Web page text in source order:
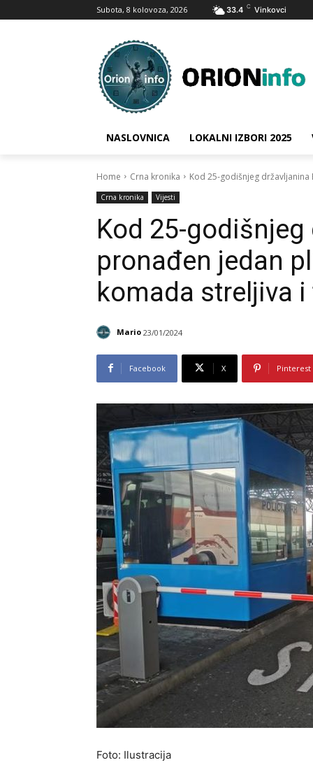
Subota, 8 kolovoza, 2026 33.4 C Vinkovci
NASLOVNICA LOKALNI IZBORI 2025
Home Crna kronika Kod 25-godišnjeg
Crna kronika Vijesti
Kod 25-
pronađen jedan
komada streljiva i
Mario 23/01/2024
Facebook X Pinterest
Foto: Ilustracija